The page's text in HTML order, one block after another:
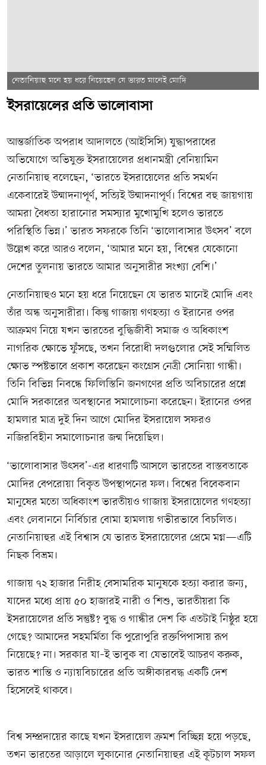
নেতানিয়াহু মনে হয় ধরে নিয়েছেন যে ভারত মানেই মোদি
ইসরায়েলের প্রতি ভালোবাসা
আন্তর্জাতিক অপরাধ আদালতে (আইসিসি) যুদ্ধাপরাধের
অভিযোগে অভিযুক্ত ইসরায়েলের প্রধানমন্ত্রী বেনিয়ামিন
নেতানিয়াহু বলেছেন, ‘ভারতে ইসরায়েলের প্রতি সমর্থন
একেবারেই উন্মাদনাপূর্ণ, সত্যিই উন্মাদনাপূর্ণ। বিশ্বের বহু জায়গায়
আমরা বৈধতা হারানোর সমস্যার মুখোমুখি হলেও ভারতে
পরিস্থিতি ভিন্ন।’ ভারত সফরকে তিনি ‘ভালোবাসার উৎসব’ বলে
উল্লেখ করে আরও বলেন, ‘আমার মনে হয়, বিশ্বের যেকোনো
দেশের তুলনায় ভারতে আমার অনুসারীর সংখ্যা বেশি।’
নেতানিয়াহুও মনে হয় ধরে নিয়েছেন যে ভারত মানেই মোদি এবং
তাঁর অন্ধ অনুসারীরা। কিন্তু গাজায় গণহত্যা ও ইরানের ওপর
আক্রমণ নিয়ে যখন ভারতের বুদ্ধিজীবী সমাজ ও অধিকাংশ
নাগরিক ক্ষোভে ফুঁসছে, তখন বিরোধী দলগুলোর সেই সম্মিলিত
ক্ষোভ স্পষ্টভাবে প্রকাশ করেছেন কংগ্রেস নেত্রী সোনিয়া গান্ধী।
তিনি বিভিন্ন নিবন্ধে ফিলিস্তিনি জনগণের প্রতি অবিচারের প্রশ্নে
মোদি সরকারের অবস্থানের সমালোচনা করেছেন। ইরানের ওপর
হামলার মাত্র দুই দিন আগে মোদির ইসরায়েল সফরও
নজিরবিহীন সমালোচনার জন্ম দিয়েছিল।
‘ভালোবাসার উৎসব’-এর ধারণাটি আসলে ভারতের বাস্তবতাকে
মোদির বেপরোয়া বিকৃত উপস্থাপনের ফল। বিশ্বের বিবেকবান
মানুষের মতো অধিকাংশ ভারতীয়ও গাজায় ইসরায়েলের গণহত্যা
এবং লেবাননে নির্বিচার বোমা হামলায় গভীরভাবে বিচলিত।
নেতানিয়াহুর এই বিশ্বাস যে ভারত ইসরায়েলের প্রেমে মগ্ন—এটি
নিছক বিভ্রম।
গাজায় ৭২ হাজার নিরীহ বেসামরিক মানুষকে হত্যা করার জন্য,
যাদের মধ্যে প্রায় ৫০ হাজারই নারী ও শিশু, ভারতীয়রা কি
ইসরায়েলের প্রতি সন্তুষ্ট? বুদ্ধ ও গান্ধীর দেশ কি এতটাই নিষ্ঠুর হয়ে
গেছে? আমাদের সহমর্মিতা কি পুরোপুরি রক্তপিপাসায় রূপ
নিয়েছে? না। সরকার যা–ই ভাবুক বা যেভাবেই আচরণ করুক,
ভারত শান্তি ও ন্যায়বিচারের প্রতি অঙ্গীকারবদ্ধ একটি দেশ
হিসেবেই থাকবে।
বিশ্ব সম্প্রদায়ের কাছে যখন ইসরায়েল ক্রমশ বিচ্ছিন্ন হয়ে পড়ছে,
তখন ভারতের আড়ালে লুকানোর নেতানিয়াহুর এই কূটচাল সফল